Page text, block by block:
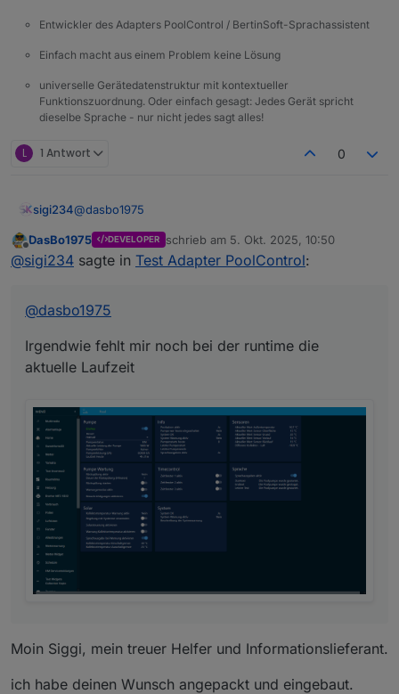
Entwickler des Adapters PoolControl / BertinSoft-Sprachassistent
Einfach macht aus einem Problem keine Lösung
universelle Gerätedatenstruktur mit kontextueller
Funktionszuordnung. Oder einfach gesagt: Jedes Gerät spricht
dieselbe Sprache - nur nicht jedes sagt alles!
L 1 Antwort 0
sigi234@dasbo1975
Irgendwie fehlt mir noch bei der runtime die aktuelle
Laufzeit
Offline
DasBo1975 DEVELOPER schrieb am 5. Okt. 2025, 10:50
zuletzt editiert von
@sigi234 sagte in Test Adapter PoolControl:
@dasbo1975
Irgendwie fehlt mir noch bei der runtime die
aktuelle Laufzeit
Moin Siggi, mein treuer Helfer und Informationslieferant.
ich habe deinen Wunsch angepackt und eingebaut.